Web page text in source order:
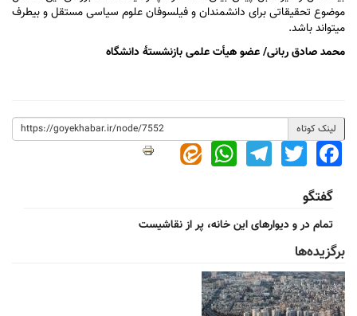
موضوع تحقیقاتی برای دانشمندان و فیلسوفان علوم سیاسی مستقل و بی‎طرف
می‎تواند باشد.
محمد صادق ربانی/ عضو هیأت علمی بازنشستۀ دانشگاه
لینک کوتاه
Facebook
Twitter
Telegram
WhatsApp
گفتگو
تمام در و دیوارهای این خانه، پر از نقاشیست
برگزیده‌ها